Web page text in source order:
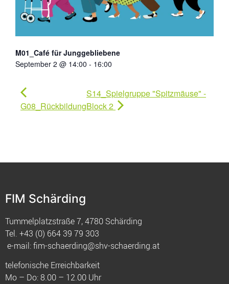
M01_Café für Junggebliebene
September 2 @ 14:00 - 16:00
G08_Rückbildung
S14_Spielgruppe "Spitzmäuse" -
Block 2
FIM Schärding
Tummelplatzstraße 7, 4780 Schärding
Tel. +43 (0) 664 39 79 303
e-mail:fim-schaerding@shv-schaerding.at
telefonische Erreichbarkeit
Mo – Do: 8.00 – 12.00 Uhr